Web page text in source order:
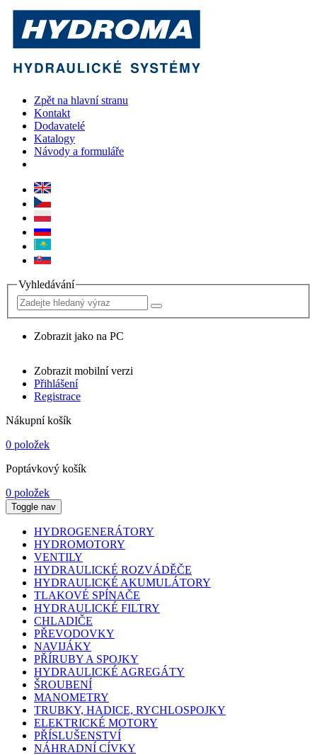
Zpět na hlavní stranu
Kontakt
Dodavatelé
Katalogy
Návody a formuláře
Vyhledávání
Zobrazit jako na PC
Zobrazit mobilní verzi
Přihlášení
Registrace
Nákupní košík
0 položek
Poptávkový košík
0 položek
Toggle nav
HYDROGENERÁTORY
HYDROMOTORY
VENTILY
HYDRAULICKÉ ROZVÁDĚČE
HYDRAULICKÉ AKUMULÁTORY
TLAKOVÉ SPÍNAČE
HYDRAULICKÉ FILTRY
CHLADIČE
PŘEVODOVKY
NAVIJÁKY
PŘÍRUBY A SPOJKY
HYDRAULICKÉ AGREGÁTY
ŠROUBENÍ
MANOMETRY
TRUBKY, HADICE, RYCHLOSPOJKY
ELEKTRICKÉ MOTORY
PŘÍSLUŠENSTVÍ
NÁHRADNÍ CÍVKY